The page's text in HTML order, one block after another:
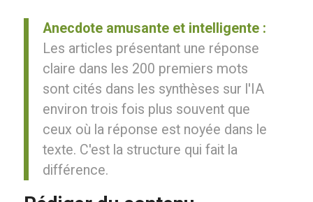
Anecdote amusante et intelligente :
Les articles présentant une réponse
claire dans les 200 premiers mots
sont cités dans les synthèses sur l'IA
environ trois fois plus souvent que
ceux où la réponse est noyée dans le
texte. C'est la structure qui fait la
différence.